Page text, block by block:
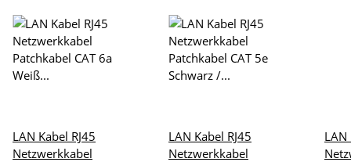
LAN Kabel RJ45
Netzwerkkabel
LAN Kabel RJ45
Netzwerkkabel
LAN